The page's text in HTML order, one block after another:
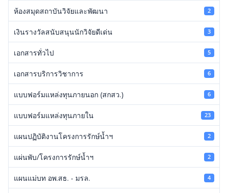
ห้องสมุดสถาบันวิจัยและพัฒนา 2
เงินรางวัลสนับสนุนนักวิจัยดีเด่น 3
เอกสารทั่วไป 5
เอกสารบริการวิชาการ 6
แบบฟอร์มแหล่งทุนภายนอก (สกสว.) 6
แบบฟอร์มแหล่งทุนภายใน 23
แผนปฏิบัติงานโครงการรักษ์น้ำฯ 2
แผ่นพับ/โครงการรักษ์น้ำฯ 2
แผนแม่บท อพ.สธ. - มรล. 4